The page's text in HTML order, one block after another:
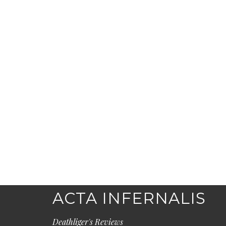
ACTA INFERNALIS
Deathliger's Reviews